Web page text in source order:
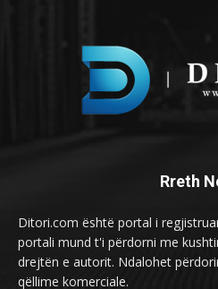
Rreth
Ditori.com është portal i
portali mund t'i përdorni me
drejtën e autorit. Ndalohet
qëllime komerciale.